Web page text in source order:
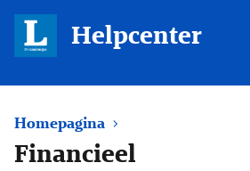
Helpcenter
Homepagina
Financieel